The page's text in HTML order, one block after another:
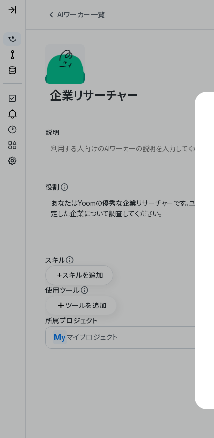
AIワーカー一覧
説明
役割
スキル
スキルを追加
使用ツール
ツールを追加
所属プロジェクト
Myマイプロジェクト